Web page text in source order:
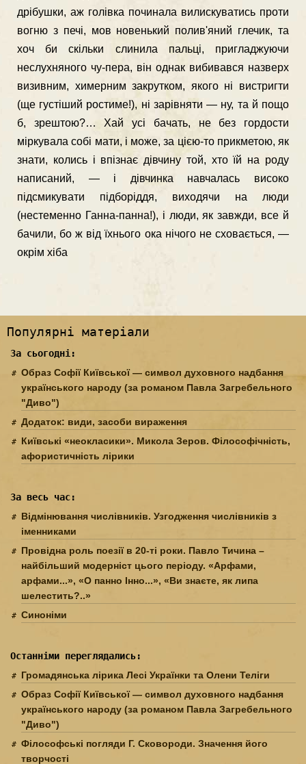
дрібушки, аж голівка починала вилискуватись проти
вогню з печі, мов новенький полив'яний глечик, та
хоч би скільки слинила пальці, пригладжуючи
неслухняного чу-пера, він однак вибивався назверх
визивним, химерним закрутком, якого ні вистригти
(ще густіший ростиме!), ні зарівняти — ну, та й пощо
б, зрештою?… Хай усі бачать, не без гордости
міркувала собі мати, і може, за цією-то прикметою, як
знати, колись і впізнає дівчину той, хто їй на роду
написаний, — і дівчинка навчалась високо
підсмикувати підборіддя, виходячи на люди
(нестеменно Ганна-панна!), і люди, як завжди, все й
бачили, бо ж від їхнього ока нічого не сховається, —
окрім хіба
Популярні матеріали
За сьогодні:
Образ Софії Київської — символ духовного надбання
українського народу (за романом Павла Загребельного
"Диво")
Додаток: види, засоби вираження
Київські «неокласики». Микола Зеров. Філософічність,
афористичність лірики
За весь час:
Відмінювання числівників. Узгодження числівників з
іменниками
Провідна роль поезії в 20-ті роки. Павло Тичина –
найбільший модерніст цього періоду. «Арфами,
арфами...», «О панно Інно...», «Ви знаєте, як липа
шелестить?..»
Синоніми
Останніми переглядались:
Громадянська лірика Лесі Українки та Олени Теліги
Образ Софії Київської — символ духовного надбання
українського народу (за романом Павла Загребельного
"Диво")
Філософські погляди Г. Сковороди. Значення його
творчості